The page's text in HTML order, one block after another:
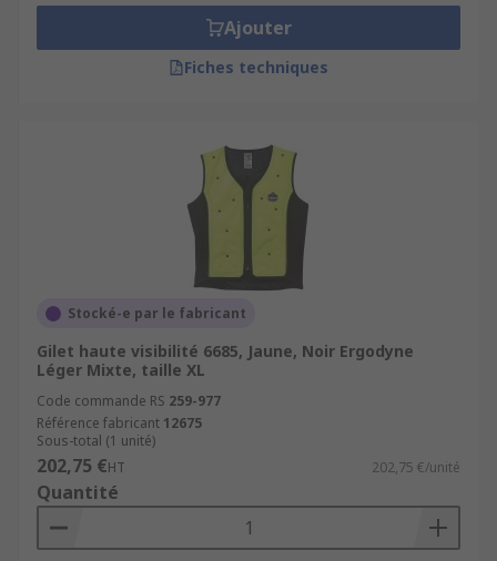
Ajouter
Fiches techniques
Stocké-e par le fabricant
Gilet haute visibilité 6685, Jaune, Noir Ergodyne
Léger Mixte, taille XL
Code commande RS 259-977
Référence fabricant 12675
Sous-total (1 unité)
202,75 €HT 202,75 €/unité
Quantité